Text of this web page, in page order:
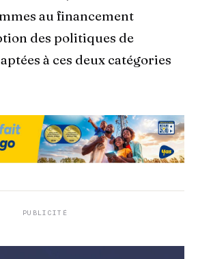
au financement
des politiques de
à ces deux catégories
PUBLICITÉ